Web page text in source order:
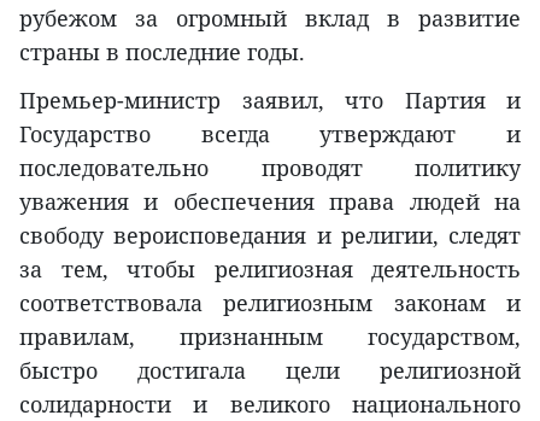
рубежом за огромный вклад в развитие
страны в последние годы.
Премьер-министр заявил, что Партия и
Государство всегда утверждают и
последовательно проводят политику
уважения и обеспечения права людей на
свободу вероисповедания и религии, следят
за тем, чтобы религиозная деятельность
соответствовала религиозным законам и
правилам, признанным государством,
быстро достигала цели религиозной
солидарности и великого национального